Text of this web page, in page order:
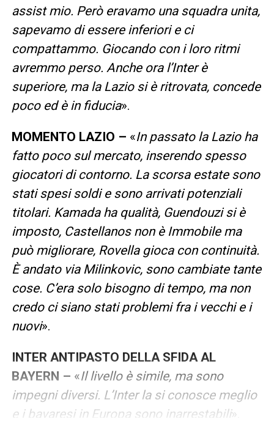
assist mio. Però eravamo una squadra unita,
sapevamo di essere inferiori e ci
compattammo. Giocando con i loro ritmi
avremmo perso. Anche ora l’Inter è
superiore, ma la Lazio si è ritrovata, concede
poco ed è in fiducia».
MOMENTO LAZIO – «In passato la Lazio ha
fatto poco sul mercato, inserendo spesso
giocatori di contorno. La scorsa estate sono
stati spesi soldi e sono arrivati potenziali
titolari. Kamada ha qualità, Guendouzi si è
imposto, Castellanos non è Immobile ma
può migliorare, Rovella gioca con continuità.
È andato via Milinkovic, sono cambiate tante
cose. C’era solo bisogno di tempo, ma non
credo ci siano stati problemi fra i vecchi e i
nuovi».
INTER ANTIPASTO DELLA SFIDA AL
BAYERN – «Il livello è simile, ma sono
impegni diversi. L’Inter la si conosce meglio
e i bavaresi in Europa sono inarrestabili».